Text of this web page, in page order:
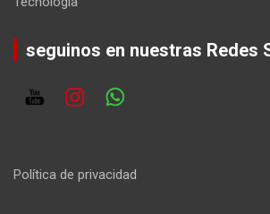
seguinos en nuestras Redes
Política de privacidad